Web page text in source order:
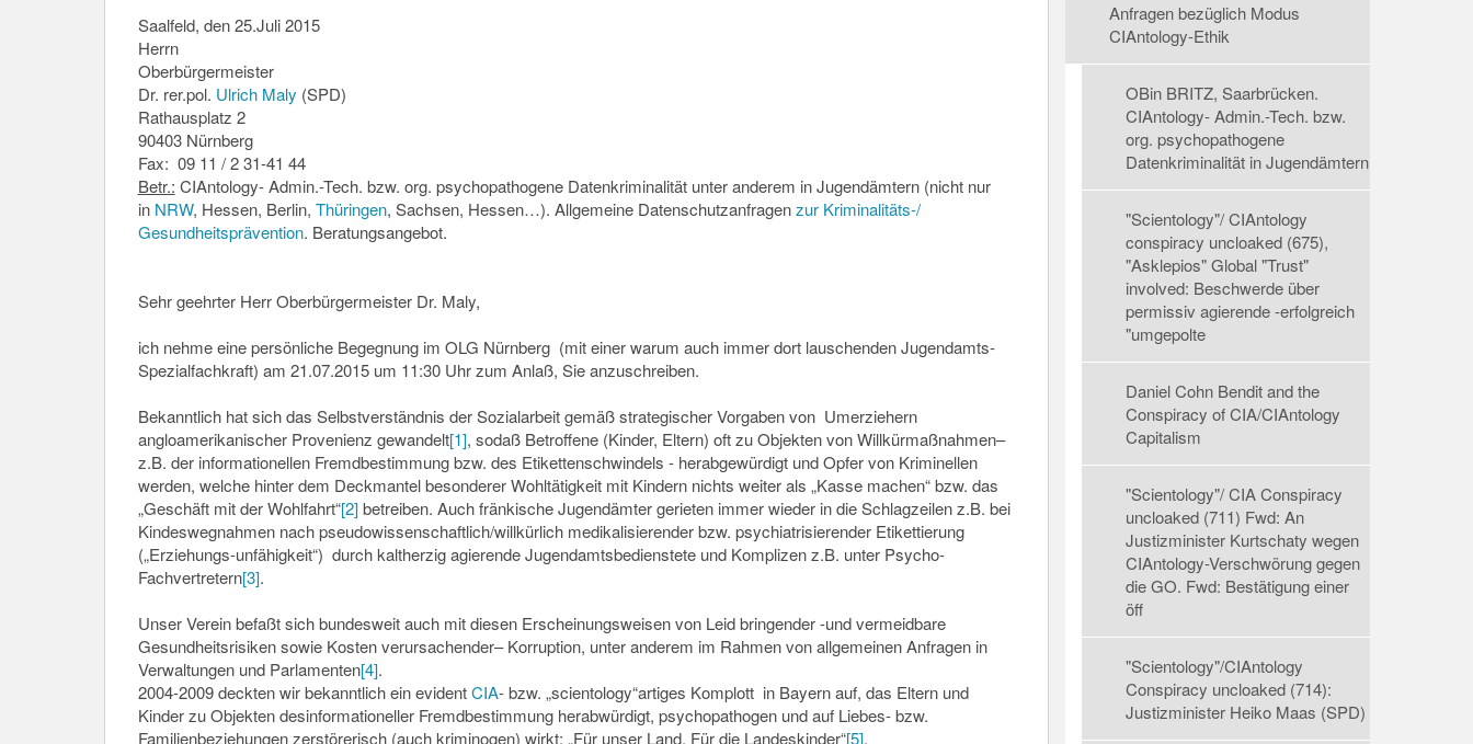
Saalfeld, den 25.Juli 2015
Herrn
Oberbürgermeister
Dr. rer.pol. Ulrich Maly (SPD)
Rathausplatz 2
90403 Nürnberg
Fax: 09 11 / 2 31-41 44
Betr.: CIAntology- Admin.-Tech. bzw. org. psychopathogene Datenkriminalität unter anderem in Jugendämtern (nicht nur
in NRW, Hessen, Berlin, Thüringen, Sachsen, Hessen…). Allgemeine Datenschutzanfragenzur Kriminalitäts-/
Gesundheitsprävention. Beratungsangebot.
Sehr geehrter Herr Oberbürgermeister Dr. Maly,
ich nehme eine persönliche Begegnung im OLG Nürnberg (mit einer warum auch immer dort lauschenden Jugendamts-
Spezialfachkraft) am 21.07.2015 um 11:30 Uhr zum Anlaß, Sie anzuschreiben.
Bekanntlich hat sich das Selbstverständnis der Sozialarbeit gemäß strategischer Vorgaben von Umerziehern
angloamerikanischer Provenienz gewandelt[1], sodaß Betroffene (Kinder, Eltern) oft zu Objekten von Willkürmaßnahmen–
z.B. der informationellen Fremdbestimmung bzw. des Etikettenschwindels - herabgewürdigt und Opfer von Kriminellen
werden, welche hinter dem Deckmantel besonderer Wohltätigkeit mit Kindern nichts weiter als „Kasse machen“ bzw. das
„Geschäft mit der Wohlfahrt“[2]betreiben. Auch fränkische Jugendämter gerieten immer wieder in die Schlagzeilen z.B. bei
Kindeswegnahmen nach pseudowissenschaftlich/willkürlich medikalisierender bzw. psychiatrisierender Etikettierung
(„Erziehungs-unfähigkeit“) durch kaltherzig agierende Jugendamtsbedienstete und Komplizen z.B. unter Psycho-
Fachvertretern[3].
Unser Verein befaßt sich bundesweit auch mit diesen Erscheinungsweisen von Leid bringender -und vermeidbare
Gesundheitsrisiken sowie Kosten verursachender– Korruption, unter anderem im Rahmen von allgemeinen Anfragen in
Verwaltungen und Parlamenten[4].
2004-2009 deckten wir bekanntlich ein evidentCIA- bzw. „scientology“artiges Komplott in Bayern auf, das Eltern und
Kinder zu Objekten desinformationeller Fremdbestimmung herabwürdigt, psychopathogen und auf Liebes- bzw.
Familienbeziehungen zerstörerisch (auch kriminogen) wirkt: „Für unser Land. Für die Landeskinder“[5].
Anfragen bezüglich Modus
CIAntology-Ethik
OBin BRITZ, Saarbrücken.
CIAntology- Admin.-Tech. bzw.
org. psychopathogene
Datenkriminalität in Jugendämtern
"Scientology"/ CIAntology
conspiracy uncloaked (675),
"Asklepios" Global "Trust"
involved: Beschwerde über
permissiv agierende -erfolgreich
"umgepolte
Daniel Cohn Bendit and the
Conspiracy of CIA/CIAntology
Capitalism
"Scientology"/ CIA Conspiracy
uncloaked (711) Fwd: An
Justizminister Kurtschaty wegen
CIAntology-Verschwörung gegen
die GO. Fwd: Bestätigung einer
öff
"Scientology"/CIAntology
Conspiracy uncloaked (714):
Justizminister Heiko Maas (SPD)